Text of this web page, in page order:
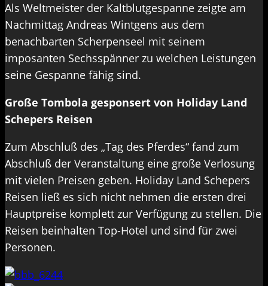
Als Weltmeister der Kaltblutgespanne zeigte am
Nachmittag Andreas Wintgens aus dem
benachbarten Scherpenseel mit seinem
imposanten Sechsspänner zu welchen Leistungen
seine Gespanne fähig sind.
Große Tombola gesponsert von Holiday Land
Schepers Reisen
Zum Abschluß des „Tag des Pferdes“ fand zum
Abschluß der Veranstaltung eine große Verlosung
mit vielen Preisen geben. Holiday Land Schepers
Reisen ließ es sich nicht nehmen die ersten drei
Hauptpreise komplett zur Verfügung zu stellen. Die
Reisen beinhalten Top-Hotel und sind für zwei
Personen.